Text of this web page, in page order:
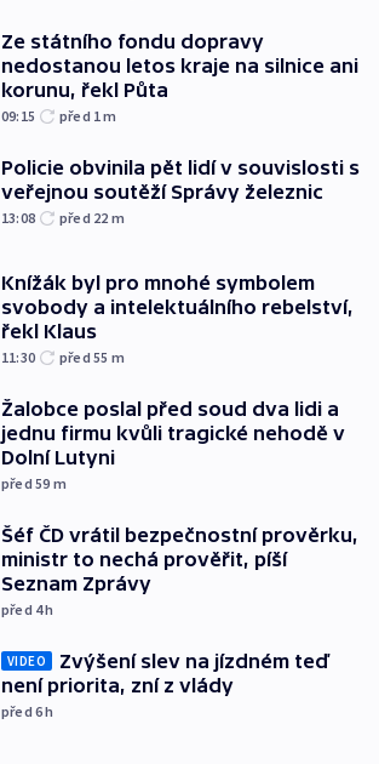
Ze státního fondu dopravy
nedostanou letos kraje na silnice ani
korunu, řekl Půta
09:15 před 1m
Policie obvinila pět lidí v souvislosti s
veřejnou soutěží Správy železnic
13:08 před 22 m
Knížák byl pro mnohé symbolem
svobody a intelektuálního rebelství,
řekl Klaus
11:30 před 55 m
Žalobce poslal před soud dva lidi a
jednu firmu kvůli tragické nehodě v
Dolní Lutyni
před 59 m
Šéf ČD vrátil bezpečnostní prověrku,
ministr to nechá prověřit, píší
Seznam Zprávy
před 4h
VIDEO
Zvýšení slev na jízdném teď
není priorita, zní z vlády
před 6h